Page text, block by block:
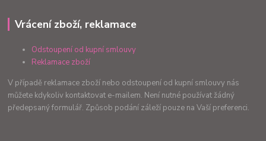
Vrácení zboží, reklamace
Odstoupení od kupní smlouvy
Reklamace zboží
V případě reklamace zboží nebo odstoupení od kupní smlouvy nás
můžete kdykoliv kontaktovat e-mailem. Není nutné používat žádný
předepsaný formulář. Způsob podání záleží pouze na Vaší preferenci.